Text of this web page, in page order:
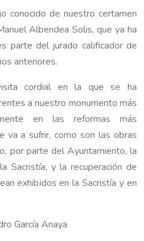
conocido de nuestro certamen
Albendea Solis, que ya ha
parte del jurado calificador de
anteriores.
cordial en la que se ha
a nuestro monumento más
en las reformas más
va a sufrir, como son las obras
por parte del Ayuntamiento, la
Sacristía, y la recuperación de
exhibidos en la Sacristía y en
García Anaya